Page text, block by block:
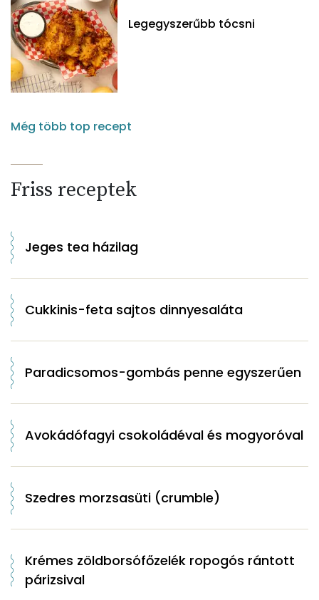
Legegyszerűbb tócsni
Még több top recept
Friss receptek
Jeges tea házilag
Cukkinis-feta sajtos dinnyesaláta
Paradicsomos-gombás penne egyszerűen
Avokádófagyi csokoládéval és mogyoróval
Szedres morzsasüti (crumble)
Krémes zöldborsófőzelék ropogós rántott
párizsival